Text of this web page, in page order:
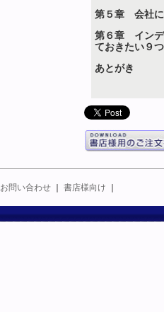
第５章 会社に
第６章 インデ
ておきたい９
あとがき
お問い合わせ 書店様向け